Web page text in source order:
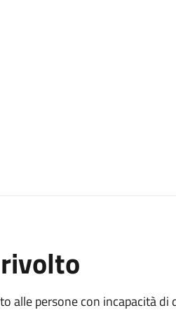
alle persone con incapacità di